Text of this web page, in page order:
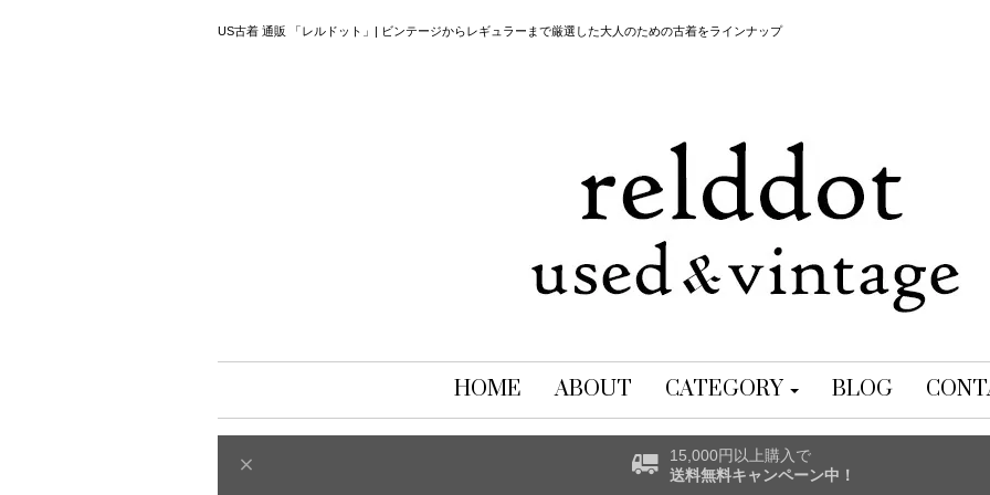
US古着 通販 「レルドット」| ビンテージからレギュラーまで厳選した大人のための古着をラインナップ
HOME ABOUT CATEGORY BLOG
15,000円以上購入で
送料無料キャンペーン中！